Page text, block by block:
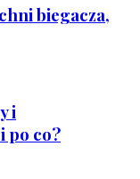
biegacza,
i
po co?